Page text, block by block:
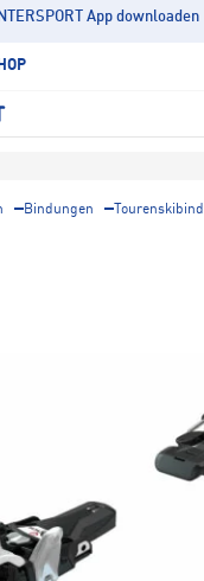
INTERSPORT App downloaden
Bindungen